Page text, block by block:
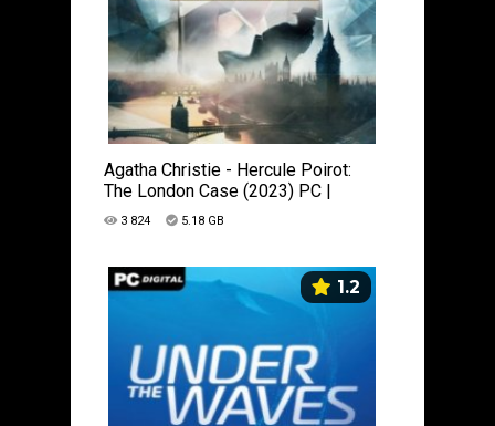
Agatha Christie - Hercule Poirot:
The London Case (2023) PC |
Лицензия
3 824 5.18 GB
1.2